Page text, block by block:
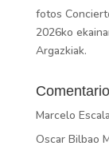
fotos
2026ko
Argazkiak.
Marcelo
Oscar Bilbao